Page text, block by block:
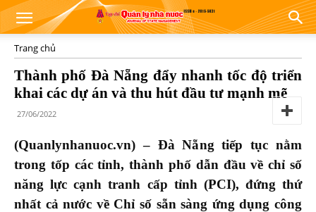
Trang chủ
Thành phố Đà Nẵng đẩy nhanh tốc độ triển
khai các dự án và thu hút đầu tư mạnh mẽ
27/06/2022
(Quanlynhanuoc.vn) – Đà Nẵng tiếp tục nằm
trong tốp các tỉnh, thành phố dẫn đầu về chỉ số
năng lực cạnh tranh cấp tỉnh (PCI), đứng thứ
nhất cả nước về Chỉ số sẵn sàng ứng dụng công